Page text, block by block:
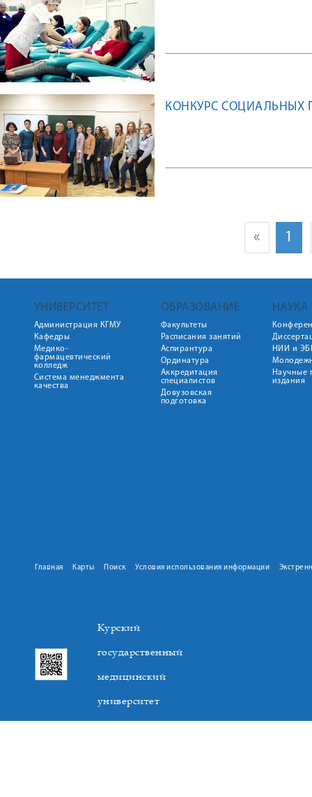
КОНКУРС СОЦИАЛЬНЫХ
« 1
УНИВЕРСИТЕТ
Администрация КГМУ
Кафедры
Медико-
фармацевтический
колледж
Система менеджмента
качества
ОБРАЗОВАНИЕ
Факультеты
Расписания занятий
Аспирантура
Ординатура
Аккредитация
специалистов
Довузовская
подготовка
НАУКА
НИИ и
Научные
издания
Главная Карты Поиск Условия использования информации
Курский
государственный
медицинский
университет